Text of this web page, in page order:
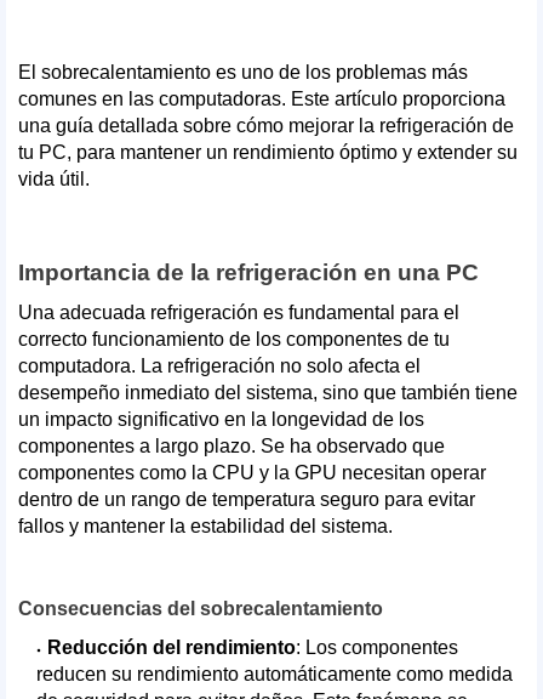
El sobrecalentamiento es uno de los problemas más
comunes en las computadoras. Este artículo proporciona
una guía detallada sobre cómo mejorar la refrigeración de
tu PC, para mantener un rendimiento óptimo y extender su
vida útil.
Importancia de la refrigeración en una PC
Una adecuada refrigeración es fundamental para el
correcto funcionamiento de los componentes de tu
computadora. La refrigeración no solo afecta el
desempeño inmediato del sistema, sino que también tiene
un impacto significativo en la longevidad de los
componentes a largo plazo. Se ha observado que
componentes como la CPU y la GPU necesitan operar
dentro de un rango de temperatura seguro para evitar
fallos y mantener la estabilidad del sistema.
Consecuencias del sobrecalentamiento
Reducción del rendimiento: Los componentes
reducen su rendimiento automáticamente como medida